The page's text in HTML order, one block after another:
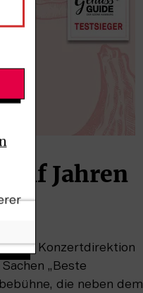
Jahren
die Konzertdirektion
„Beste
die neben dem
Wir senden keinen Spam! Erfahre mehr in unserer